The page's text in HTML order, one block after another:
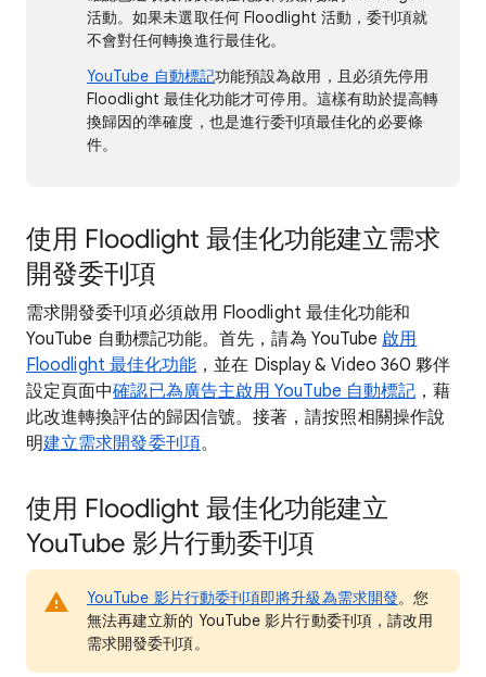
活動。如果未選取任何 Floodlight 活動，委刊項就
不會對任何轉換進行最佳化。
YouTube 自動標記功能預設為啟用，且必須先停用
Floodlight 最佳化功能才可停用。這樣有助於提高轉
換歸因的準確度，也是進行委刊項最佳化的必要條
件。
使用 Floodlight 最佳化功能建立需求
開發委刊項
需求開發委刊項必須啟用 Floodlight 最佳化功能和
YouTube 自動標記功能。首先，請為 YouTube啟用
Floodlight 最佳化功能 ，並在 Display & Video 360 夥伴
設定頁面中確認已為廣告主啟用 YouTube 自動標記 ，藉
此改進轉換評估的歸因信號。接著，請按照相關操作說
明建立需求開發委刊項。
使用 Floodlight 最佳化功能建立
YouTube 影片行動委刊項
YouTube 影片行動委刊項即將升級為需求開發。您
無法再建立新的 YouTube 影片行動委刊項，請改用
需求開發委刊項。